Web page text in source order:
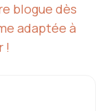
blogue dès
adaptée à
!